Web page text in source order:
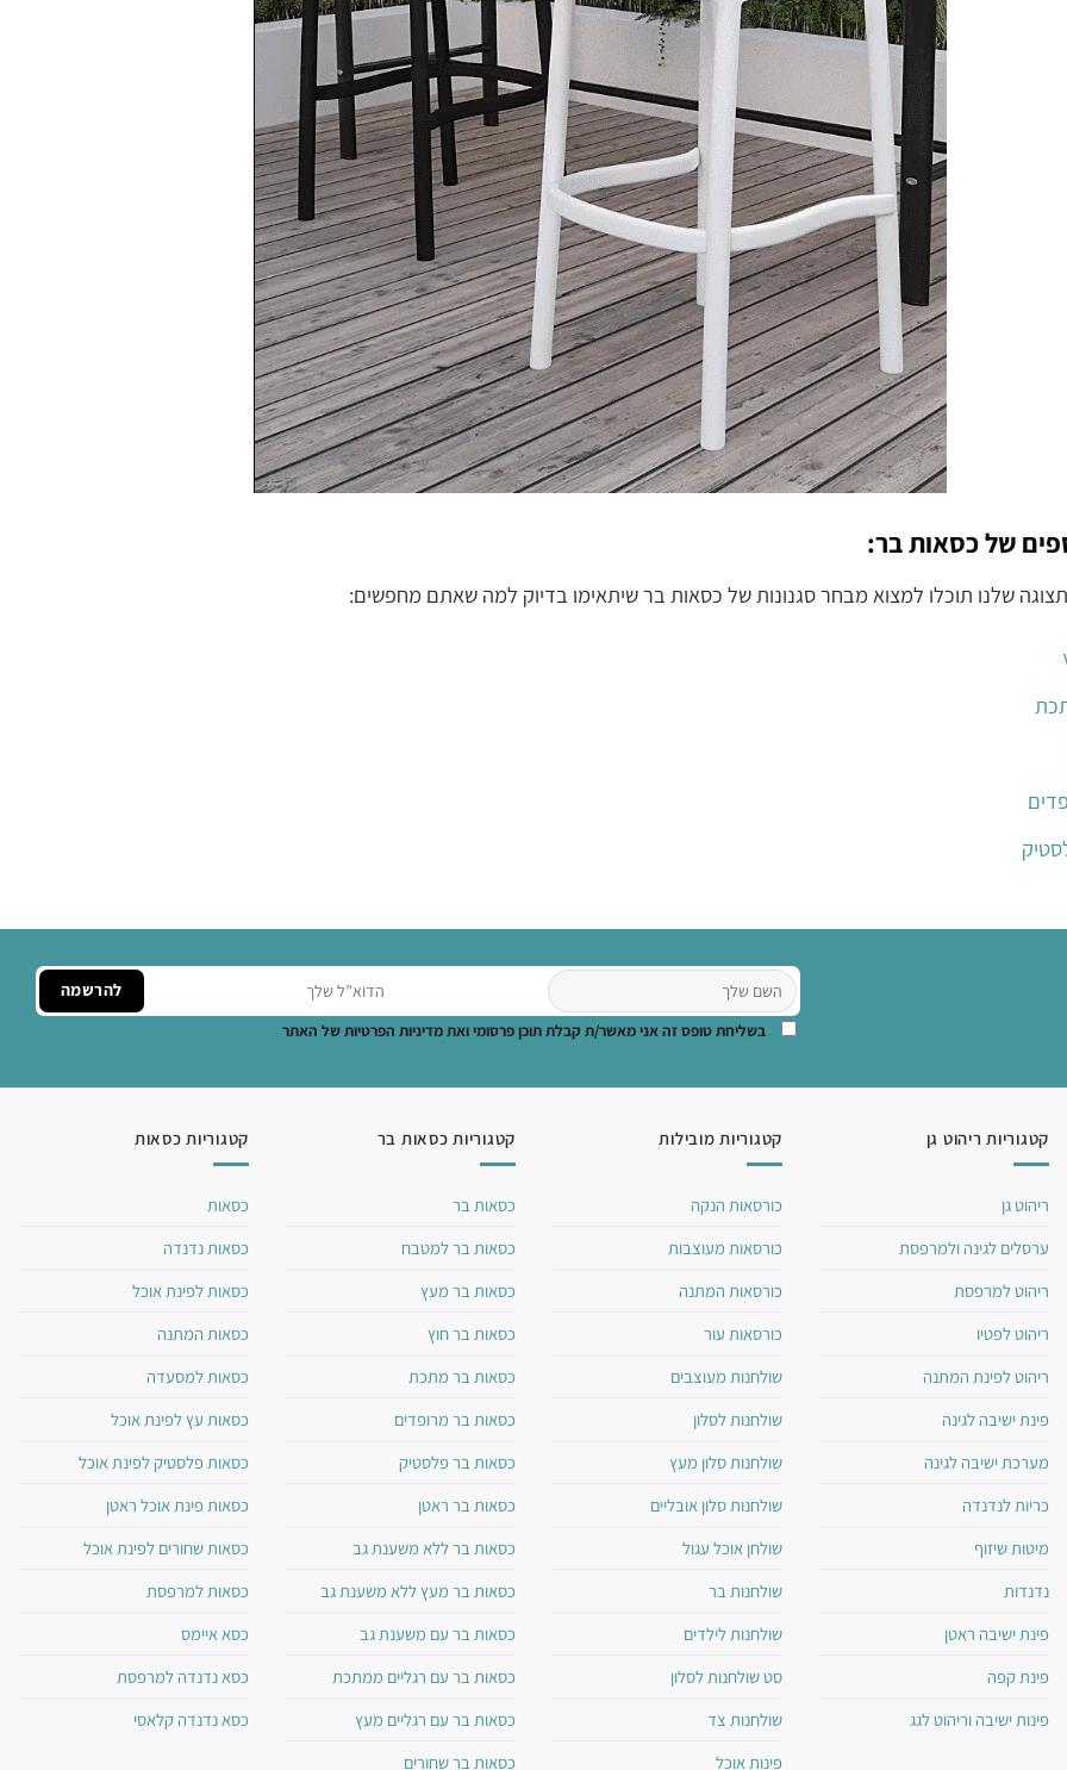
של כסאות בר:
שלנו תוכלו למצוא מבחר סגנונות של כסאות בר שיתאימו בדיוק למה שאתם מחפשים:
בשליחת טופס זה אני מאשר/ת קבלת תוכן פרסומי ואת מדיניות הפרטיות של האתר
קטגוריות ריהוט גן
ריהוט גן
ערסלים לגינה ולמרפסת
ריהוט למרפסת
ריהוט לפטיו
ריהוט לפינת המתנה
פינת ישיבה לגינה
מערכת ישיבה לגינה
כריות לנדנדה
מיטות שיזוף
נדנדות
פינת ישיבה ראטן
פינת קפה
פינות ישיבה וריהוט לגג
קטגוריות מובילות
כורסאות הנקה
כורסאות מעוצבות
כורסאות המתנה
כורסאות עור
שולחנות מעוצבים
שולחנות לסלון
שולחנות סלון מעץ
שולחנות סלון אובליים
שולחן אוכל עגול
שולחנות בר
שולחנות לילדים
סט שולחנות לסלון
שולחנות צד
פינות אוכל
קטגוריות כסאות בר
כסאות בר
כסאות בר למטבח
כסאות בר מעץ
כסאות בר חוץ
כסאות בר מתכת
כסאות בר מרופדים
כסאות בר פלסטיק
כסאות בר ראטן
כסאות בר ללא משענת גב
כסאות בר מעץ ללא משענת גב
כסאות בר עם משענת גב
כסאות בר עם רגליים ממתכת
כסאות בר עם רגליים מעץ
כסאות בר שחורים
קטגוריות כסאות
כסאות
כסאות נדנדה
כסאות לפינת אוכל
כסאות המתנה
כסאות למסעדה
כסאות עץ לפינת אוכל
כסאות פלסטיק לפינת אוכל
כסאות פינת אוכל ראטן
כסאות שחורים לפינת אוכל
כסאות למרפסת
כסא איימס
כסא נדנדה למרפסת
כסא נדנדה קלאסי